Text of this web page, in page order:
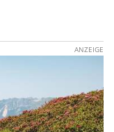
ANZEIGE